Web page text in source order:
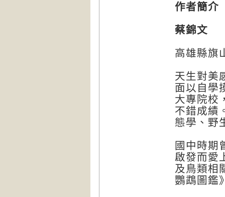
作者簡介
蔡錦文
高雄縣旗
天生對美
面以自學
大專院校
不錯成績
態學、野
國中時期
啟發而愛
及鳥類相
鸚鵡圖鑑